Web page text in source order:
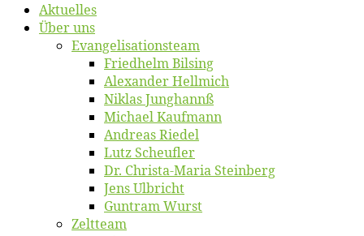
Ak­tu­el­les
Über uns
Evangelisa­tions­team
Fried­helm Bilsing
Alex­an­der Hellmich
Ni­klas Junghannß
Mi­cha­el Kaufmann
An­dre­as Riedel
Lutz Scheuf­ler
Dr. Chris­­ta-Ma­ria Steinberg
Jens Ulb­richt
Gun­tram Wurst
Zelt­team